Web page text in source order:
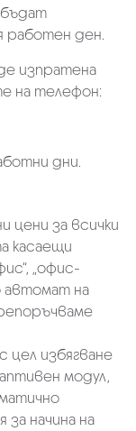
бъдат
работен ден.
изпратена
на телефон:
дни.
цени за всички
касаещи
„oфис-
автомат на
цел избягване
модул,
начина на